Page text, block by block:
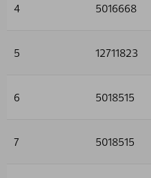
4 5016668
5 12711823
6 5018515
7 5018515